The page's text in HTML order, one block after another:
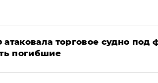
торговое судно под
погибшие